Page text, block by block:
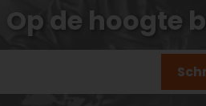
Op de hoogte